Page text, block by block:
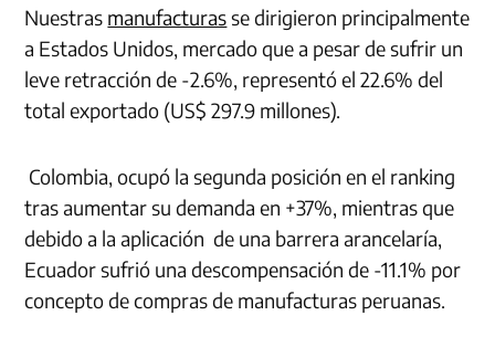
Nuestras manufacturasse dirigieron principalmente
a Estados Unidos, mercado que a pesar de sufrir un
leve retracción de -2.6%, representó el 22.6% del
total exportado (US$ 297.9 millones).
Colombia, ocupó la segunda posición en el ranking
tras aumentar su demanda en +37%, mientras que
debido a la aplicación de una barrera arancelaría,
Ecuador sufrió una descompensación de -11.1% por
concepto de compras de manufacturas peruanas.